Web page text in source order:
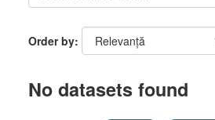
Order by
No datasets found